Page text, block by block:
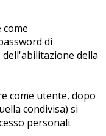
di
della
come utente, dopo
condivisa) si
personali.